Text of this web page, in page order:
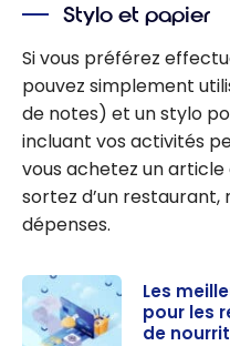
organisez vos
finances et vos
points
Stylo et papier
Si vous préférez
pouvez simplement
de notes) et un stylo
incluant vos activités
vous achetez un article
sortez d’un
dépenses.
Les
pour les
de